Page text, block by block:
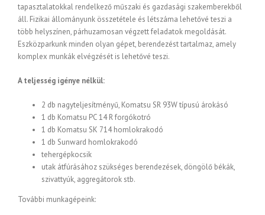
tapasztalatokkal rendelkező műszaki és gazdasági szakemberekből
áll. Fizikai állományunk összetétele és létszáma lehetővé teszi a
több helyszínen, párhuzamosan végzett feladatok megoldását.
Eszközparkunk minden olyan gépet, berendezést tartalmaz, amely
komplex munkák elvégzését is lehetővé teszi.
A teljesség igénye nélkül:
2 db nagyteljesítményű, Komatsu SR 93W típusú árokásó
1 db Komatsu PC 14 R forgókotró
1 db Komatsu SK 714 homlokrakodó
1 db Sunward homlokrakodó
tehergépkocsik
utak átfúrásához szükséges berendezések, döngölő békák,
szivattyúk, aggregátorok stb.
További munkagépeink: